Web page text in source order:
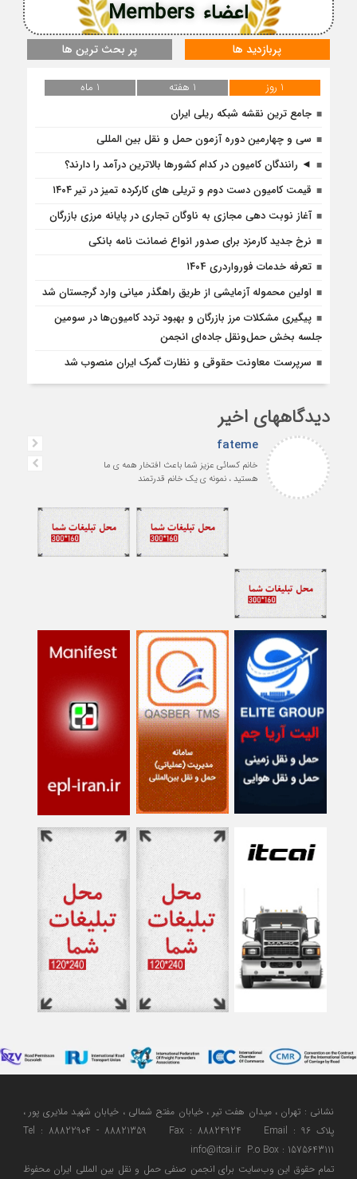
اعضاء Members
پربازدید ها پر بحث ترین ها
1 روز 1 هفته
1 ماه
جامع ترین نقشه شبکه ریلی ایران
سی و چهارمین دوره آزمون حمل و نقل بین المللی
◄ رانندگان کامیون در کدام کشورها بالاترین درآمد را دارند؟
قیمت کامیون دست دوم و تریلی‌ های کارکرده تمیز در تیر ۱۴۰۴
آغاز نوبت دهی مجازی به ناوگان تجاری در پایانه مرزی بازرگان
نرخ جدید کارمزد برای صدور انواع ضمانت نامه بانکی
تعرفه خدمات فورواردری ۱۴۰4
اولین محموله آزمایشی از طریق راهگذر میانی وارد گرجستان شد
پیگیری مشکلات مرز بازرگان و بهبود تردد کامیون‌ها در سومین
جلسه بخش حمل‌ونقل جاده‌ای انجمن
سرپرست معاونت حقوقی و نظارت گمرک ایران منصوب شد
دیدگاههای اخیر
fateme
خانم کسائی عزیز شما باعث افتخار همه ی ما
هستید ، نمونه ی یک خانم قدرتمند
نشانی : تهران ، میدان هفت تیر ، خیابان مفتح شمالی ، خیابان شهید ملایری پور ،
پلاک 96 Tel : 88822904 - 88821359 Fax : 88824924 Email :
info@itcai.ir P.o Box : 1575643111
تمام حقوق اين وب‌سايت برای انجمن صنفی حمل و نقل بین المللی ایران محفوظ